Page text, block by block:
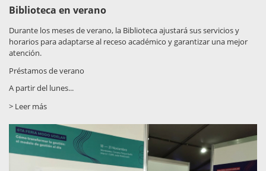
Biblioteca en verano
Durante los meses de verano, la Biblioteca ajustará sus servicios y
horarios para adaptarse al receso académico y garantizar una mejor
atención.
Préstamos de verano
A partir del lunes...
> Leer más